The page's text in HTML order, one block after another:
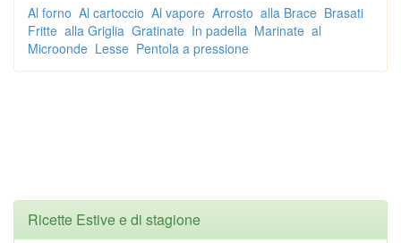
Al forno Al cartoccio Al vapore Arrosto alla Brace Brasati
Fritte alla Griglia Gratinate In padella Marinate al
Microonde Lesse Pentola a pressione
Ricette Estive e di stagione